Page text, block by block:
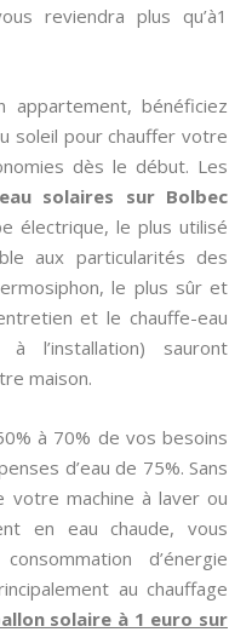
reviendra plus qu’à1
appartement, bénéficiez
soleil pour chauffer votre
dès le début. Les
solaires sur Bolbec
électrique, le plus utilisé
aux particularités des
le plus sûr et
et le chauffe-eau
l’installation) sauront
maison.
à 70% de vos besoins
d’eau de 75%. Sans
votre machine à laver ou
en eau chaude, vous
d’énergie
au chauffage
solaire à 1 euro sur